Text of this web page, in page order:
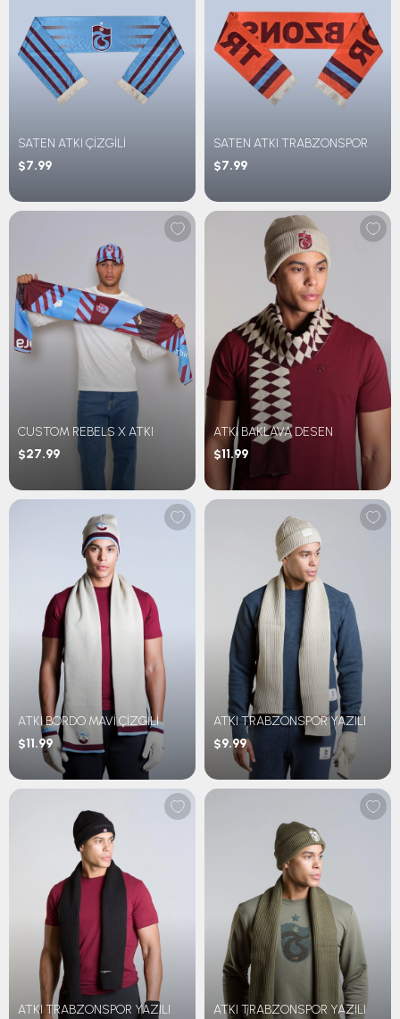
SATEN ATKI ÇİZGİLİ
$7.99
SATEN ATKI TRABZONSPOR
$7.99
CUSTOM REBELS X ATKI
$27.99
ATKI BAKLAVA DESEN
$11.99
ATKI BORDO MAVİ ÇİZGİLİ
$11.99
ATKI TRABZONSPOR YAZILI
$9.99
ATKI TRABZONSPOR YAZILI
ATKI TRABZONSPOR YAZILI